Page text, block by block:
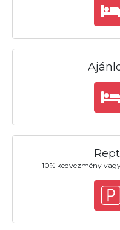
10% kedvezmény